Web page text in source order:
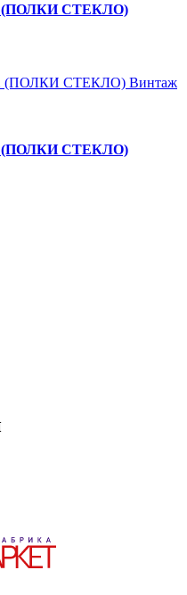
(ПОЛКИ СТЕКЛО)
(ПОЛКИ СТЕКЛО)